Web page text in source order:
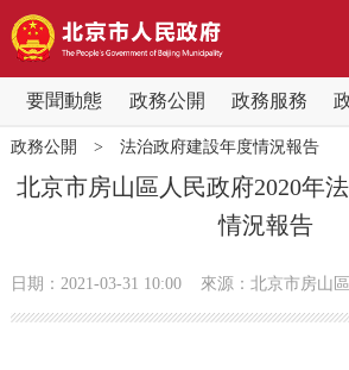
要聞動態 政務公開 政務服務
要聞動態
黨中央精神 國務院資訊
會議資訊
政務公開 > 法治政府建設年度情況報告
北京市房山區人民政府2020年
情況報告
日期：2021-03-31 10:00 來源：北京市房山